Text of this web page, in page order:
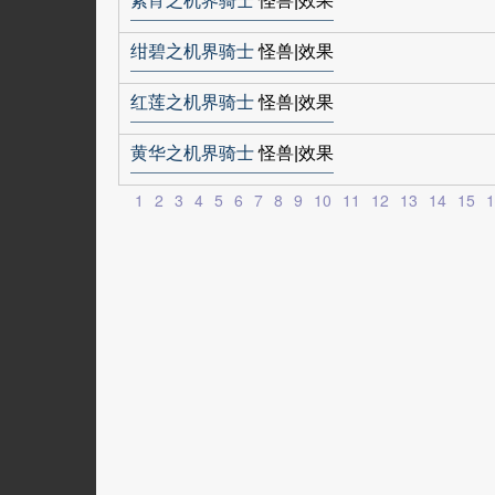
绀碧之机界骑士怪兽|效果
红莲之机界骑士怪兽|效果
黄华之机界骑士怪兽|效果
1 2 3 4 5 6 7 8 9 10 11 12 13 14 15